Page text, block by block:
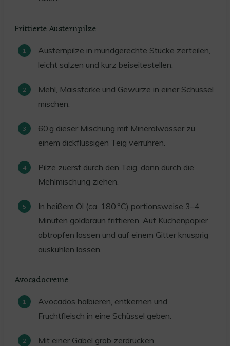
Frittierte Austernpilze
Austernpilze in mundgerechte Stücke zerteilen,
leicht salzen und kurz beiseitestellen.
Mehl, Maisstärke und Gewürze in einer Schüssel
mischen.
60 g dieser Mischung mit Mineralwasser zu
einem dickflüssigen Teig verrühren.
Pilze zuerst durch den Teig, dann durch die
Mehlmischung ziehen.
In heißem Öl (ca. 180 °C) portionsweise 3–4
Minuten goldbraun frittieren. Auf Küchenpapier
abtropfen lassen und auf einem Gitter knusprig
auskühlen lassen.
Avocadocreme
Avocados halbieren, entkernen und
Fruchtfleisch in eine Schüssel geben.
Mit einer Gabel grob zerdrücken.